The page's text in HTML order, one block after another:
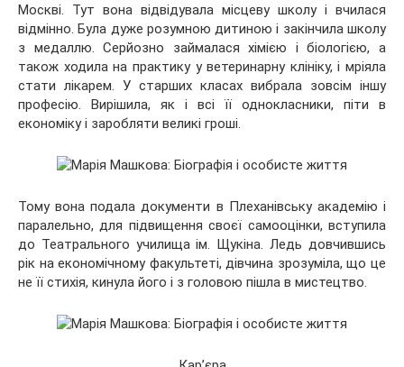
Москві. Тут вона відвідувала місцеву школу і вчилася
відмінно. Була дуже розумною дитиною і закінчила школу
з медаллю. Серйозно займалася хімією і біологією, а
також ходила на практику у ветеринарну клініку, і мріяла
стати лікарем. У старших класах вибрала зовсім іншу
професію. Вирішила, як і всі її однокласники, піти в
економіку і заробляти великі гроші.
Тому вона подала документи в Плеханівську академію і
паралельно, для підвищення своєї самооцінки, вступила
до Театрального училища ім. Щукіна. Ледь довчившись
рік на економічному факультеті, дівчина зрозуміла, що це
не її стихія, кинула його і з головою пішла в мистецтво.